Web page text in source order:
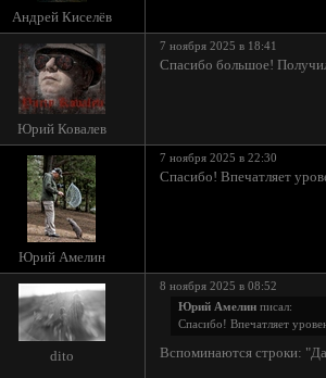
Андрей Киселёв
Юрий Ковалев
7 ноября 2025 в 18:41
Спасибо большое!
Юрий Амелин
7 ноября 2025 в 22:30
Спасибо! Впечатляет
dito
8 ноября 2025 в 08:52
Юрий Амелин писал:
Спасибо! Впечатляет
Вспоминаются строки: